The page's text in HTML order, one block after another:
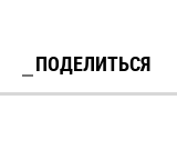
ПОДЕЛИТЬСЯ